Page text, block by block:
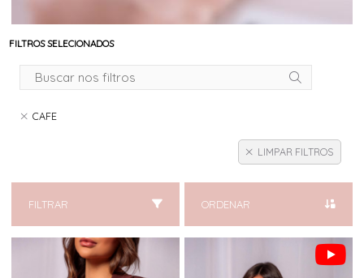
FILTROS SELECIONADOS
CAFE
LIMPAR FILTROS
FILTRAR ORDENAR